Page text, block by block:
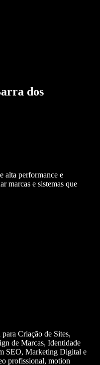
dos
alta performance e
marcas e sistemas que
Criação de Sites,
de Marcas, Identidade
SEO, Marketing Digital e
profissional, motion